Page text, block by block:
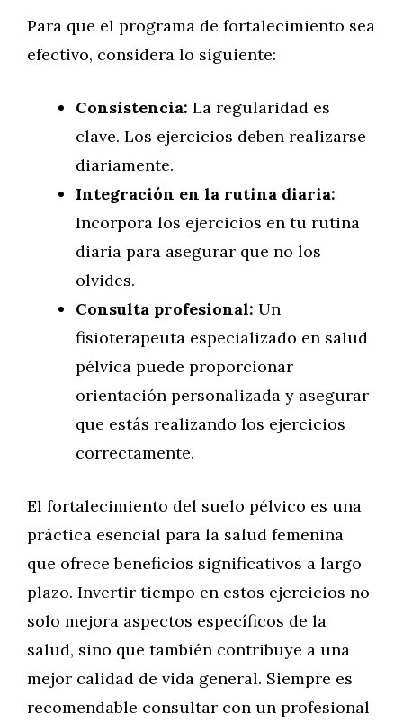
Para que el programa de fortalecimiento sea
efectivo, considera lo siguiente:
Consistencia: La regularidad es
clave. Los ejercicios deben realizarse
diariamente.
Integración en la rutina diaria:
Incorpora los ejercicios en tu rutina
diaria para asegurar que no los
olvides.
Consulta profesional: Un
fisioterapeuta especializado en salud
pélvica puede proporcionar
orientación personalizada y asegurar
que estás realizando los ejercicios
correctamente.
El fortalecimiento del suelo pélvico es una
práctica esencial para la salud femenina
que ofrece beneficios significativos a largo
plazo. Invertir tiempo en estos ejercicios no
solo mejora aspectos específicos de la
salud, sino que también contribuye a una
mejor calidad de vida general. Siempre es
recomendable consultar con un profesional